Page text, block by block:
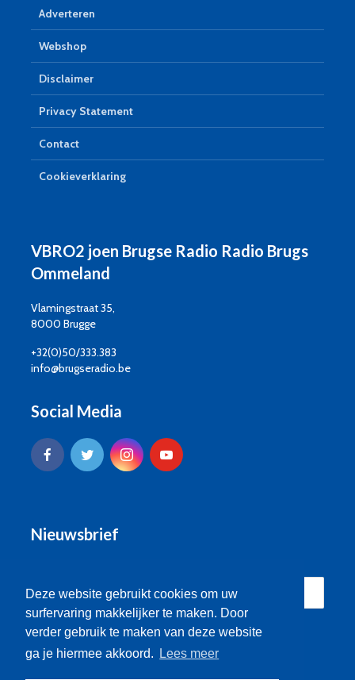
Deze website gebruikt cookies om uw
surfervaring makkelijker te maken. Door
verder gebruik te maken van deze website
ga je hiermee akkoord.
Lees meer
Adverteren
Webshop
Disclaimer
Privacy Statement
Contact
Cookieverklaring
VBRO2 joen Brugse Radio Radio Brugs
Ommeland
Vlamingstraat 35,
8000 Brugge
+32(0)50/333.383
info@brugseradio.be
Social Media
Nieuwsbrief